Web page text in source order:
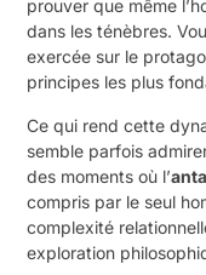
prouver que même
dans les ténèbres.
exercée sur le
principes les plus
Ce qui rend cette
semble parfois
des moments où l’
compris par le seul
complexité
exploration